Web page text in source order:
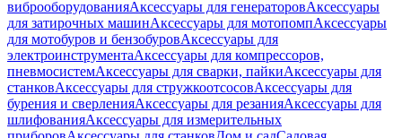
виброоборудованияАксессуары для генераторовАксессуары
для затирочных машинАксессуары для мотопомпАксессуары
для мотобуров и бензобуровАксессуары для
электроинструментаАксессуары для компрессоров,
пневмосистемАксессуары для сварки, пайкиАксессуары для
станковАксессуары для стружкоотсосовАксессуары для
бурения и сверленияАксессуары для резанияАксессуары для
шлифованияАксессуары для измерительных